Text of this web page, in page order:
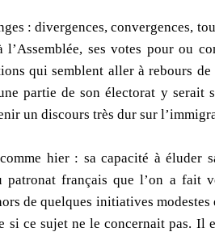
: divergences, convergences,
ses votes pour ou
qui semblent aller à rebours de
partie de son électorat y serait
un discours très dur sur
hier : sa capacité à éluder
patronat français que l’on a fait
de quelques initiatives
ce sujet ne le concernait pas. Il